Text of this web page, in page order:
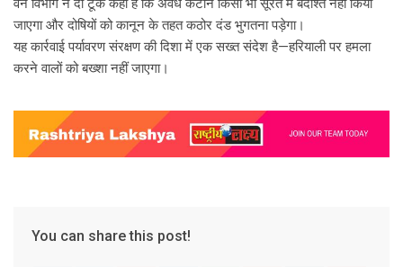
वन विभाग ने दो टूक कहा है कि अवैध कटान किसी भी सूरत में बर्दाश्त नहीं किया
जाएगा और दोषियों को कानून के तहत कठोर दंड भुगतना पड़ेगा।
यह कार्रवाई पर्यावरण संरक्षण की दिशा में एक सख्त संदेश है—हरियाली पर हमला
करने वालों को बख्शा नहीं जाएगा।
You can share this post!